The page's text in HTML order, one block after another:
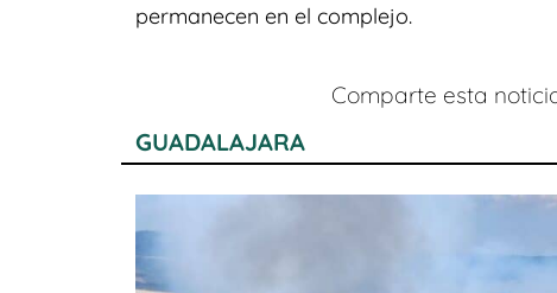
permanecen en el complejo.
Comparte esta
GUADALAJARA